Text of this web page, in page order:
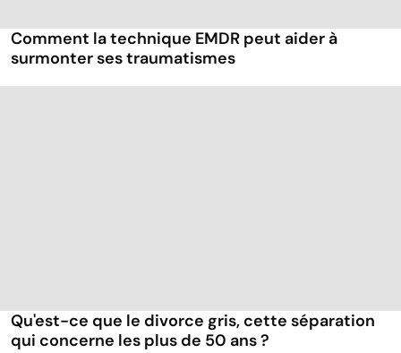
Comment la technique EMDR peut aider à
surmonter ses traumatismes
Qu'est-ce que le divorce gris, cette séparation
qui concerne les plus de 50 ans ?